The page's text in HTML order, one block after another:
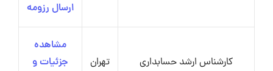
ارسال رزومه
کارشناس ارشد حسابداری تهران
مشاهده
جزئیات و